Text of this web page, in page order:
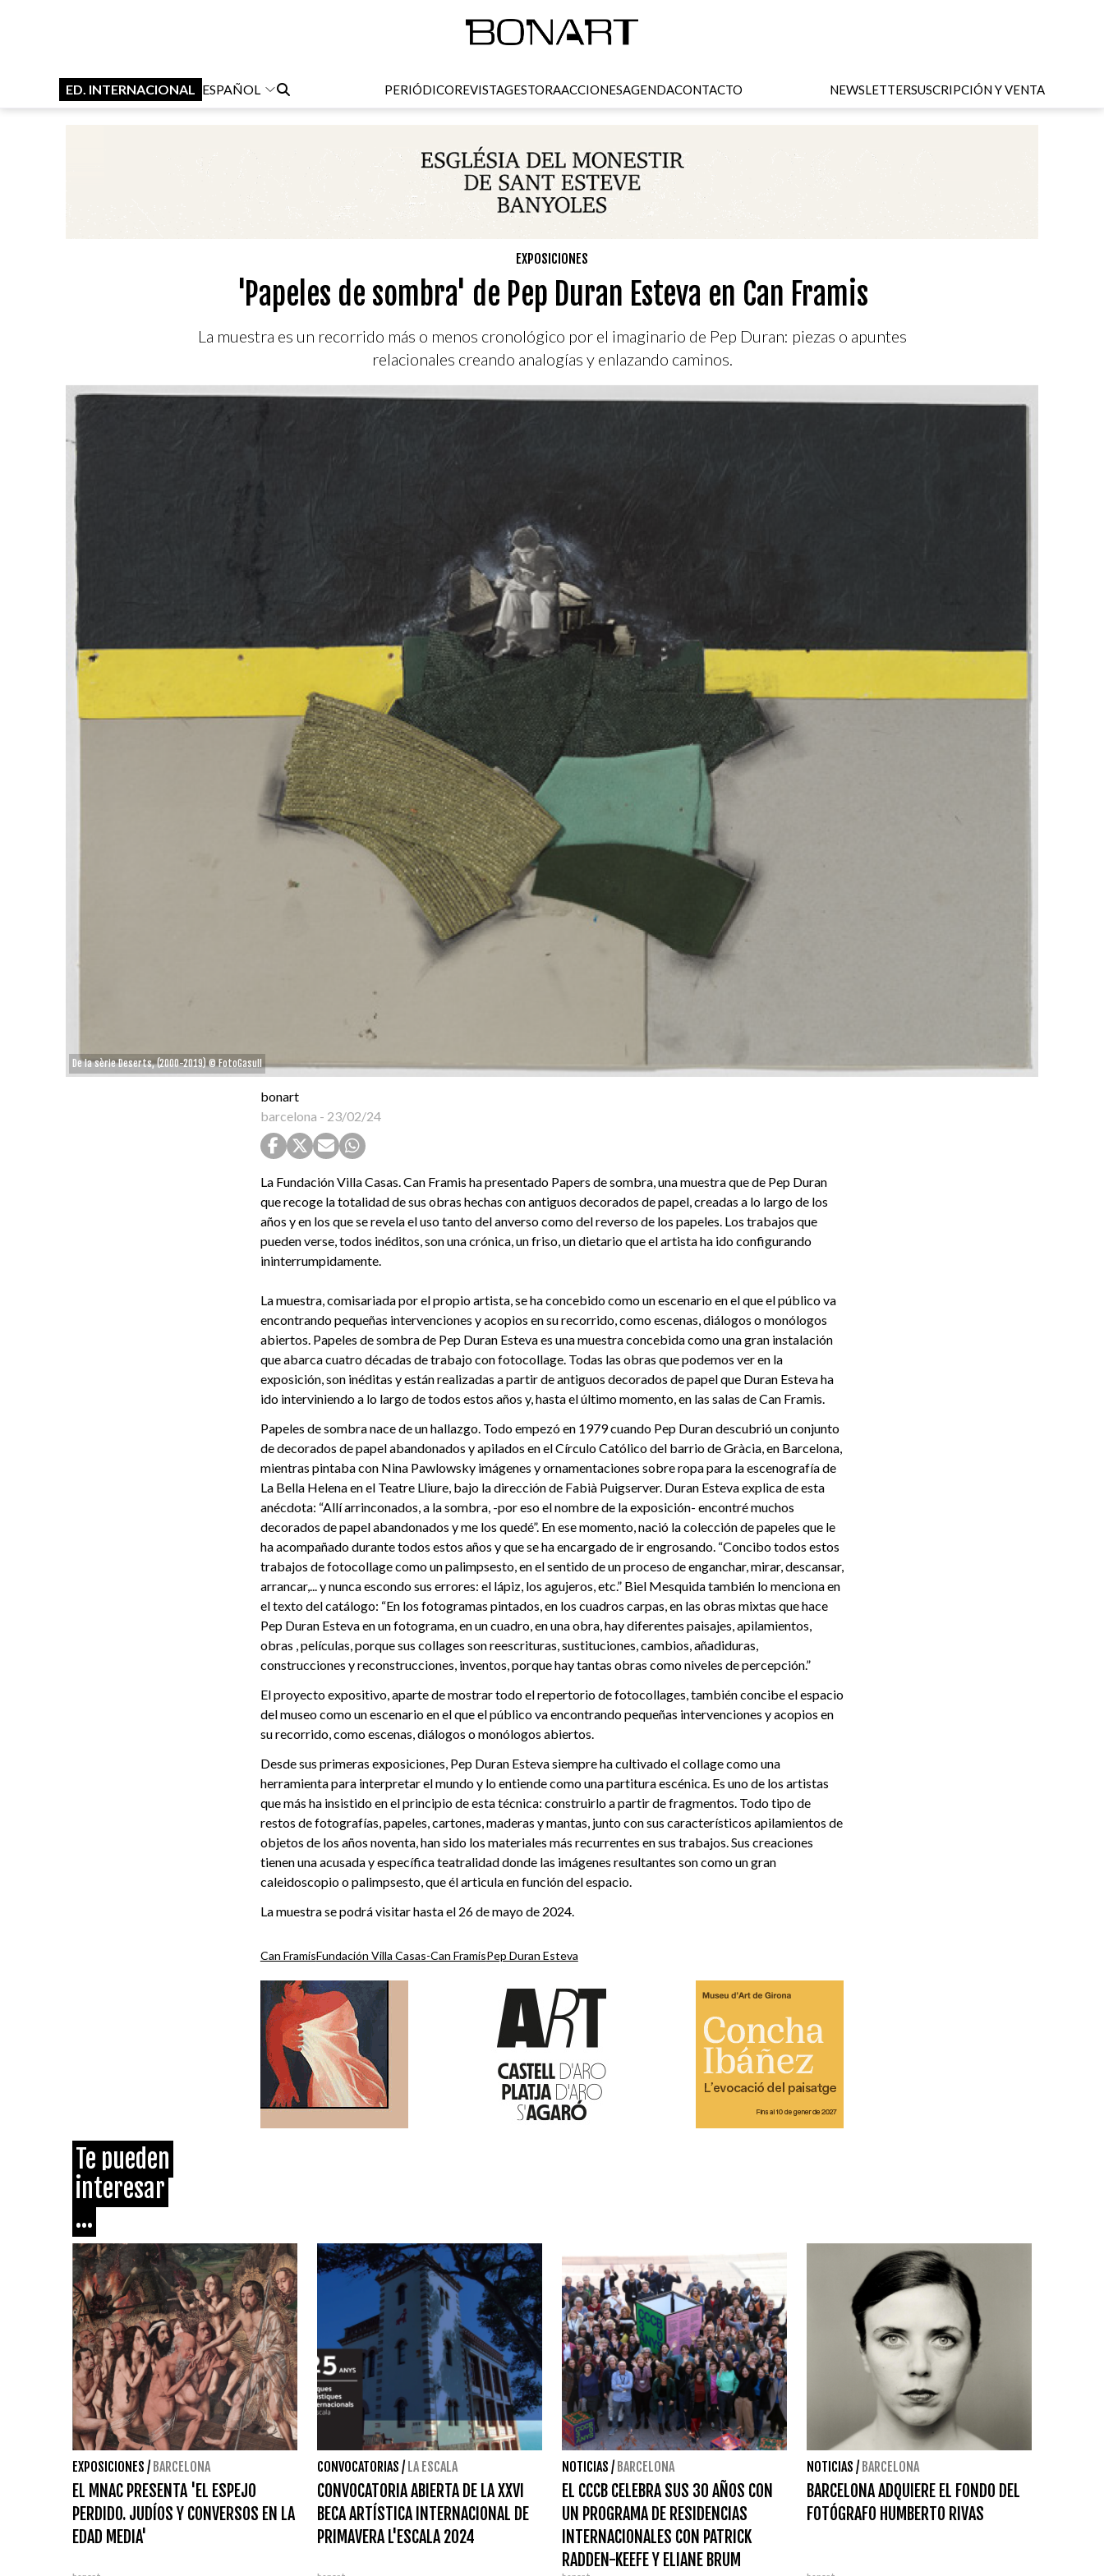
ED. INTERNACIONAL ESPAÑOL PERIÓDICOREVISTAGESTORAACCIONESAGENDACONTACTO NEWSLETTERSUSCRIPCIÓN Y VENTA
EXPOSICIONES
'Papeles de sombra' de Pep Duran Esteva en Can Framis
La muestra es un recorrido más o menos cronológico por el imaginario de Pep Duran: piezas o apuntes
relacionales creando analogías y enlazando caminos.
De la sèrie Deserts, (2000-2019) © FotoGasull
bonart
barcelona - 23/02/24
La Fundación Villa Casas. Can Framis ha presentado Papers de sombra, una muestra que de Pep Duran
que recoge la totalidad de sus obras hechas con antiguos decorados de papel, creadas a lo largo de los
años y en los que se revela el uso tanto del anverso como del reverso de los papeles. Los trabajos que
pueden verse, todos inéditos, son una crónica, un friso, un dietario que el artista ha ido configurando
ininterrumpidamente.
La muestra, comisariada por el propio artista, se ha concebido como un escenario en el que el público va
encontrando pequeñas intervenciones y acopios en su recorrido, como escenas, diálogos o monólogos
abiertos. Papeles de sombra de Pep Duran Esteva es una muestra concebida como una gran instalación
que abarca cuatro décadas de trabajo con fotocollage. Todas las obras que podemos ver en la
exposición, son inéditas y están realizadas a partir de antiguos decorados de papel que Duran Esteva ha
ido interviniendo a lo largo de todos estos años y, hasta el último momento, en las salas de Can Framis.
Papeles de sombra nace de un hallazgo. Todo empezó en 1979 cuando Pep Duran descubrió un conjunto
de decorados de papel abandonados y apilados en el Círculo Católico del barrio de Gràcia, en Barcelona,
mientras pintaba con Nina Pawlowsky imágenes y ornamentaciones sobre ropa para la escenografía de
La Bella Helena en el Teatre Lliure, bajo la dirección de Fabià Puigserver. Duran Esteva explica de esta
anécdota: “Allí arrinconados, a la sombra, -por eso el nombre de la exposición- encontré muchos
decorados de papel abandonados y me los quedé”. En ese momento, nació la colección de papeles que le
ha acompañado durante todos estos años y que se ha encargado de ir engrosando. “Concibo todos estos
trabajos de fotocollage como un palimpsesto, en el sentido de un proceso de enganchar, mirar, descansar,
arrancar,... y nunca escondo sus errores: el lápiz, los agujeros, etc.” Biel Mesquida también lo menciona en
el texto del catálogo: “En los fotogramas pintados, en los cuadros carpas, en las obras mixtas que hace
Pep Duran Esteva en un fotograma, en un cuadro, en una obra, hay diferentes paisajes, apilamientos,
obras , películas, porque sus collages son reescrituras, sustituciones, cambios, añadiduras,
construcciones y reconstrucciones, inventos, porque hay tantas obras como niveles de percepción.”
El proyecto expositivo, aparte de mostrar todo el repertorio de fotocollages, también concibe el espacio
del museo como un escenario en el que el público va encontrando pequeñas intervenciones y acopios en
su recorrido, como escenas, diálogos o monólogos abiertos.
Desde sus primeras exposiciones, Pep Duran Esteva siempre ha cultivado el collage como una
herramienta para interpretar el mundo y lo entiende como una partitura escénica. Es uno de los artistas
que más ha insistido en el principio de esta técnica: construirlo a partir de fragmentos. Todo tipo de
restos de fotografías, papeles, cartones, maderas y mantas, junto con sus característicos apilamientos de
objetos de los años noventa, han sido los materiales más recurrentes en sus trabajos. Sus creaciones
tienen una acusada y específica teatralidad donde las imágenes resultantes son como un gran
caleidoscopio o palimpsesto, que él articula en función del espacio.
La muestra se podrá visitar hasta el 26 de mayo de 2024.
Can FramisFundación Villa Casas-Can FramisPep Duran Esteva
Te pueden
interesar
...
EXPOSICIONES / BARCELONA
EL MNAC PRESENTA 'EL ESPEJO
PERDIDO. JUDÍOS Y CONVERSOS EN LA
EDAD MEDIA'
CONVOCATORIAS / LA ESCALA
CONVOCATORIA ABIERTA DE LA XXVI
BECA ARTÍSTICA INTERNACIONAL DE
PRIMAVERA L'ESCALA 2024
NOTICIAS / BARCELONA
EL CCCB CELEBRA SUS 30 AÑOS CON
UN PROGRAMA DE RESIDENCIAS
INTERNACIONALES CON PATRICK
RADDEN-KEEFE Y ELIANE BRUM
NOTICIAS / BARCELONA
BARCELONA ADQUIERE EL FONDO DEL
FOTÓGRAFO HUMBERTO RIVAS